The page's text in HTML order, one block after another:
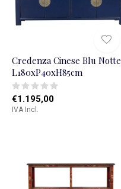
Credenza Cinese Blu Notte
L180xP40xH85cm
€1.195,00
IVA Incl.